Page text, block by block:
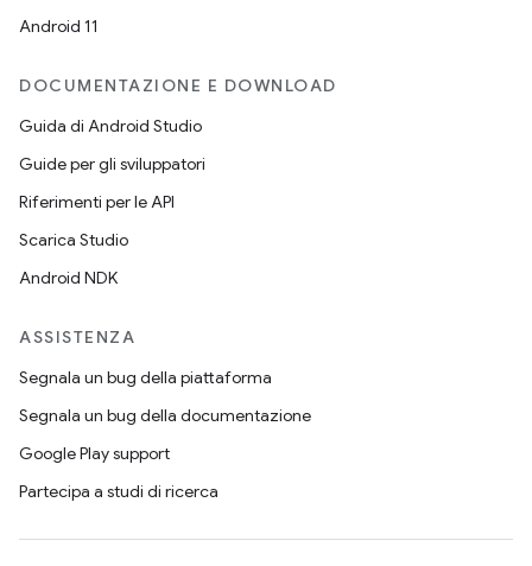
Android 11
DOCUMENTAZIONE E DOWNLOAD
Guida di Android Studio
Guide per gli sviluppatori
Riferimenti per le API
Scarica Studio
Android NDK
ASSISTENZA
Segnala un bug della piattaforma
Segnala un bug della documentazione
Google Play support
Partecipa a studi di ricerca